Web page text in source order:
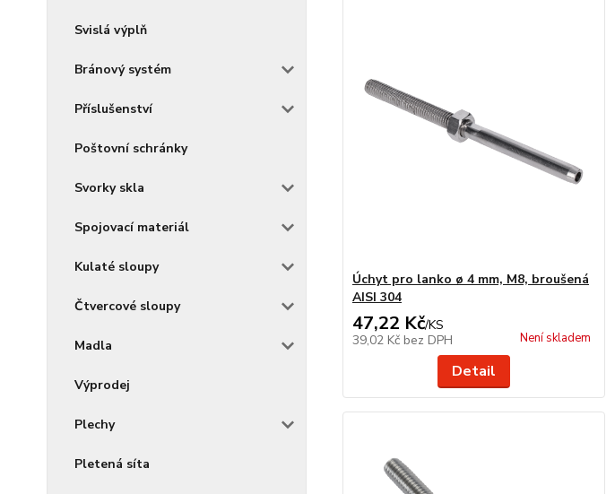
Svislá výplň
Bránový systém
Příslušenství
Poštovní schránky
Svorky skla
Spojovací materiál
Kulaté sloupy
Čtvercové sloupy
Madla
Výprodej
Plechy
Pletená síta
Úchyt pro lanko ø 4 mm, M8, broušená
AISI 304
47,22 Kč/KS
39,02 Kč bez DPH Není skladem
Detail